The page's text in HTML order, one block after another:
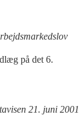
på det 6.
21. juni 2001